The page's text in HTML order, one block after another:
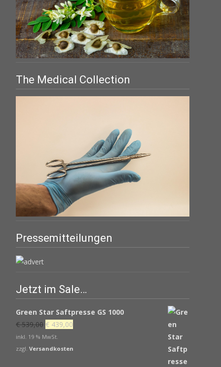
The Medical Collection
Pressemitteilungen
Jetzt im Sale…
Green Star Saftpresse GS 1000
€539,00 Ursprünglicher
Preis
war:
€ 439,00
ist:
inkl. 19 % MwSt.
zzgl. Versandkosten